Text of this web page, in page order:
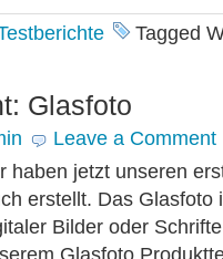
Tagged
Glasfoto
Leave a Comment
haben jetzt unseren
erstellt. Das Glasfoto
Bilder oder
Glasfoto